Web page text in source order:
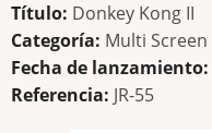
Título: Donkey Kong II
Categoría: Multi Screen
Fecha de lanzamiento:
Referencia: JR-55